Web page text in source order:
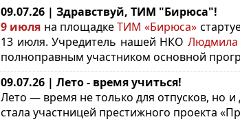
09.07.26 | Здравствуй, ТИМ "Бирюса"!
9 июля на площадкеТИМ «Бирюса»
13 июля. Учредитель нашей НКОЛюдмила
полноправным участником основной
09.07.26 | Лето - время учиться!
Лето — время не только для отпусков, но
стала участницей престижного проекта